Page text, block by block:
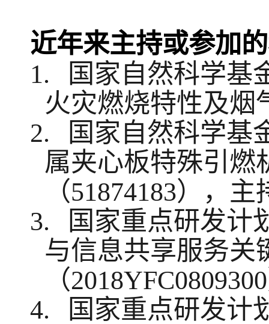
近年来主持或参加
1.
国家自然科学基
火灾燃烧特性及烟
2.
国家自然科学基
属夹心板特殊引燃
（51874183），主
3.
国家重点研发计
与信息共享服务关
（2018YFC0809300
4.
国家重点研发计